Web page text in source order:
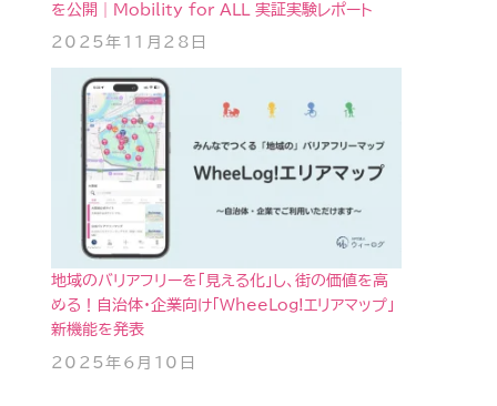
を公開｜Mobility for ALL 実証実験レポート
2025年11月28日
地域のバリアフリーを「見える化」し、街の価値を高
める！自治体・企業向け「WheeLog!エリアマップ」
新機能を発表
2025年6月10日